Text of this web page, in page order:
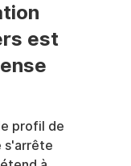
est
profil de
s'arrête